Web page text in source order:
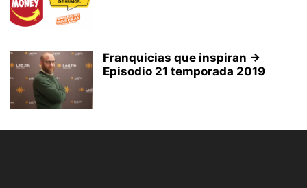
Franquicias que inspiran →
Episodio 21 temporada 2019